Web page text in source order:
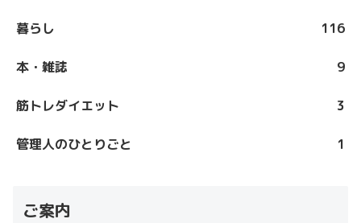
暮らし 116
本・雑誌 9
筋トレダイエット 3
管理人のひとりごと 1
ご案内